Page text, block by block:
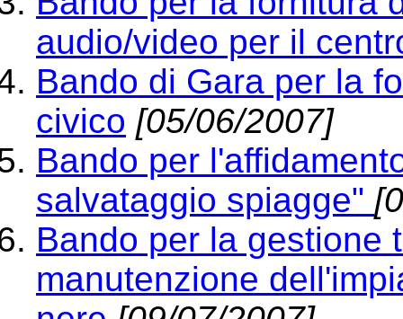
audio/video per il
Bando di Gara per la
civico [05/06/2007]
Bando per
salvataggio spiagge"
Bando per la gestione
manutenzione